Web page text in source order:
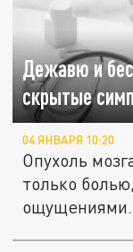
Дежавю и
скрытые
04 ЯНВАРЯ 10:20
Опухоль
только
ощущениями.